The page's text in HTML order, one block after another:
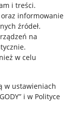
i treści.
informowanie
źródeł.
na
.
w celu
w ustawieniach
i w Polityce